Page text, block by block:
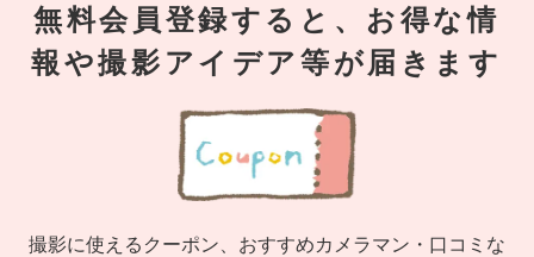
無料会員登録すると、お得な情
報や撮影アイデア等が届きます
撮影に使えるクーポン、おすすめカメラマン・口コミな